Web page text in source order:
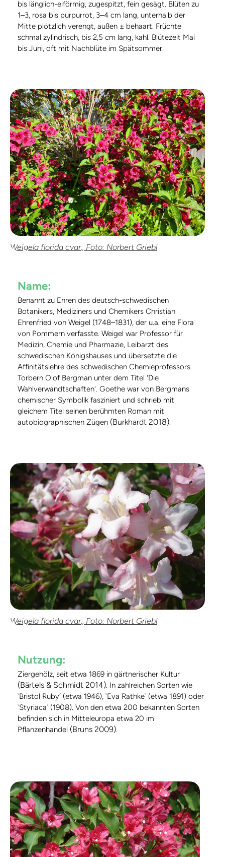
bis länglich-eiförmig, zugespitzt, fein gesägt. Blüten zu
1–3, rosa bis purpurrot, 3–4 cm lang, unterhalb der
Mitte plötzlich verengt, außen ± behaart. Früchte
schmal zylindrisch, bis 2,5 cm lang, kahl. Blütezeit Mai
bis Juni, oft mit Nachblüte im Spätsommer.
Weigela florida cvar., Foto: Norbert Griebl
Name:
Benannt zu Ehren des deutsch-schwedischen
Botanikers, Mediziners und Chemikers Christian
Ehrenfried von Weigel (1748–1831), der u.a. eine Flora
von Pommern verfasste. Weigel war Professor für
Medizin, Chemie und Pharmazie, Leibarzt des
schwedischen Königshauses und übersetzte die
Affinitätslehre des schwedischen Chemieprofessors
Torbern Olof Bergman unter dem Titel 'Die
Wahlverwandtschaften'. Goethe war von Bergmans
chemischer Symbolik fasziniert und schrieb mit
gleichem Titel seinen berühmten Roman mit
autobiographischen Zügen (Burkhardt 2018).
Weigela florida cvar., Foto: Norbert Griebl
Nutzung:
Ziergehölz, seit etwa 1869 in gärtnerischer Kultur
(Bärtels & Schmidt 2014). In zahlreichen Sorten wie
`Bristol Ruby´ (etwa 1946), `Eva Rathke´ (etwa 1891) oder
`Styriaca´ (1908). Von den etwa 200 bekannten Sorten
befinden sich in Mitteleuropa etwa 20 im
Pflanzenhandel (Bruns 2009).